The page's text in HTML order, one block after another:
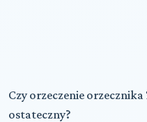
Czy orzeczenie
ostateczny?